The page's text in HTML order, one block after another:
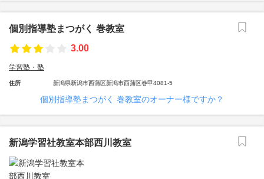
個別指導塾まつがく 巻教室
3.00
学習塾・塾
住所 新潟県新潟市西蒲区新潟市西蒲区巻甲4081-5
個別指導塾まつがく 巻教室のオーナー様ですか？
新潟学習社教室本部西川教室